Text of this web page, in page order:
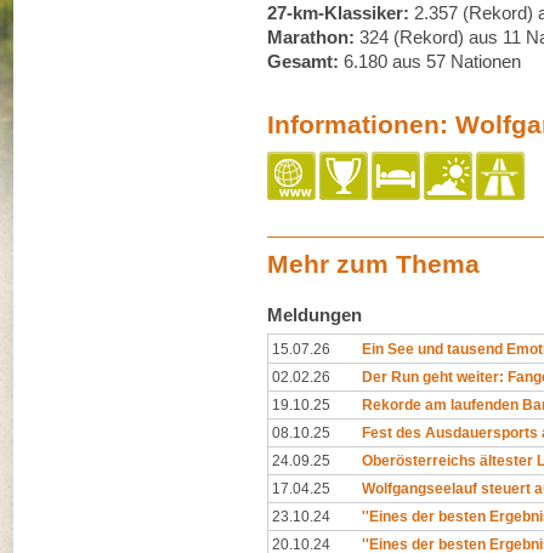
27-km-Klassiker: 2.357 (Rekord)
Marathon: 324 (Rekord) aus 11
Gesamt: 6.180 aus 57 Nationen
Informationen:
Mehr zum Thema
Meldungen
15.07.26
Ein See und tausend
02.02.26
Der Run geht weiter:
19.10.25
Rekorde am laufenden
08.10.25
Fest des Ausdauersports
24.09.25
Oberösterreichs ältester
17.04.25
Wolfgangseelauf steuert
23.10.24
''Eines der besten
20.10.24
''Eines der besten